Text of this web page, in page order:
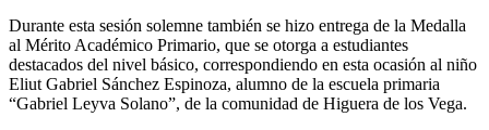
Durante esta sesión solemne también se hizo entrega de la Medalla
al Mérito Académico Primario, que se otorga a estudiantes
destacados del nivel básico, correspondiendo en esta ocasión al niño
Eliut Gabriel Sánchez Espinoza, alumno de la escuela primaria
“Gabriel Leyva Solano”, de la comunidad de Higuera de los Vega.